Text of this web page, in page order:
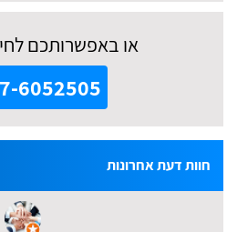
או באפשרותכם
6052505
חוות דעת אחרונות